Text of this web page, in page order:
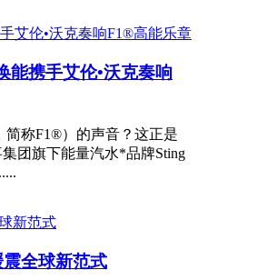
能携手艾伦•沃克奏响
简称F1®）的声音？这正是
集团旗下能量汽水*品牌Sting
全球新范式